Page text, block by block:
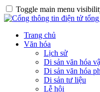
Toggle main menu
Trang chủ
Văn hóa
Lịch sử
Di sản văn hóa
Di sản văn hóa
Di sản tư liệu
Lễ hội